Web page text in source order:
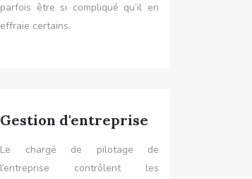
parfois être si compliqué qu’il en
effraie certains.
Gestion d'entreprise
Le chargé de pilotage de
l’entreprise contrôlent les